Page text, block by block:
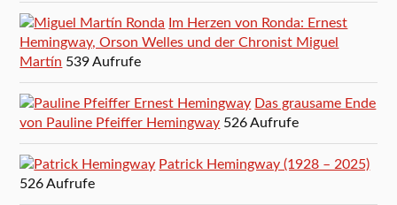
Im Herzen von Ronda: Ernest
Hemingway, Orson Welles und der Chronist Miguel
Martín 539 Aufrufe
Das grausame Ende
von Pauline Pfeiffer Hemingway 526 Aufrufe
Patrick Hemingway (1928 – 2025)
526 Aufrufe